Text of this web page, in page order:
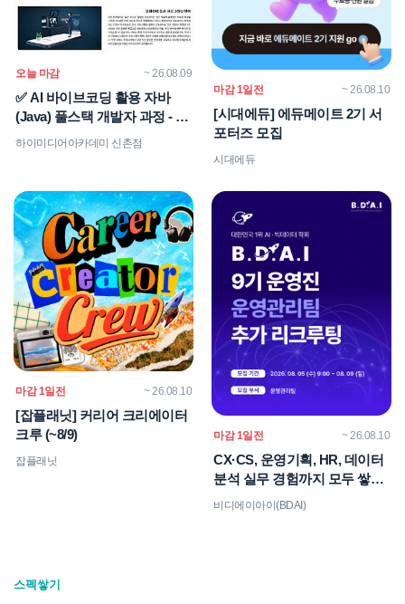
오늘 마감 ~ 26.08.09
✅ AI 바이브코딩 활용 자바
(Java) 풀스택 개발자 과정 - 신
촌
하이미디어아카데미 신촌점
마감 1일전 ~ 26.08.10
[시대에듀] 에듀메이트 2기 서
포터즈 모집
시대에듀
마감 1일전 ~ 26.08.10
[잡플래닛] 커리어 크리에이터
크루 (~8/9)
잡플래닛
마감 1일전 ~ 26.08.10
CX·CS, 운영기획, HR, 데이터
분석 실무 경험까지 모두 쌓고
싶다면? BDAI 9기 운영관리팀
비디에이아이(BDAI)
스펙쌓기